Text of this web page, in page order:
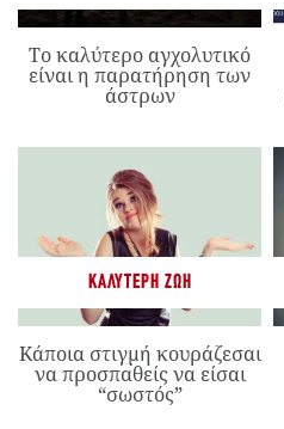
Το καλύτερο αγχολυτικό
είναι η παρατήρηση των
άστρων
ΚΑΛΎΤΕΡΗ ΖΩΉ
Κάποια στιγμή κουράζεσαι
να προσπαθείς να είσαι
“σωστός”